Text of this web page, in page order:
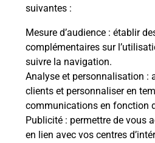
suivantes :
Mesure d’audience : établir
complémentaires sur
suivre la navigation.
Analyse et personnalisation :
clients et personnaliser en
communications en fonction
Publicité : permettre de vous
en lien avec vos centres
La Poste
en ligne
Ouvert 24h/24
En savoir plus